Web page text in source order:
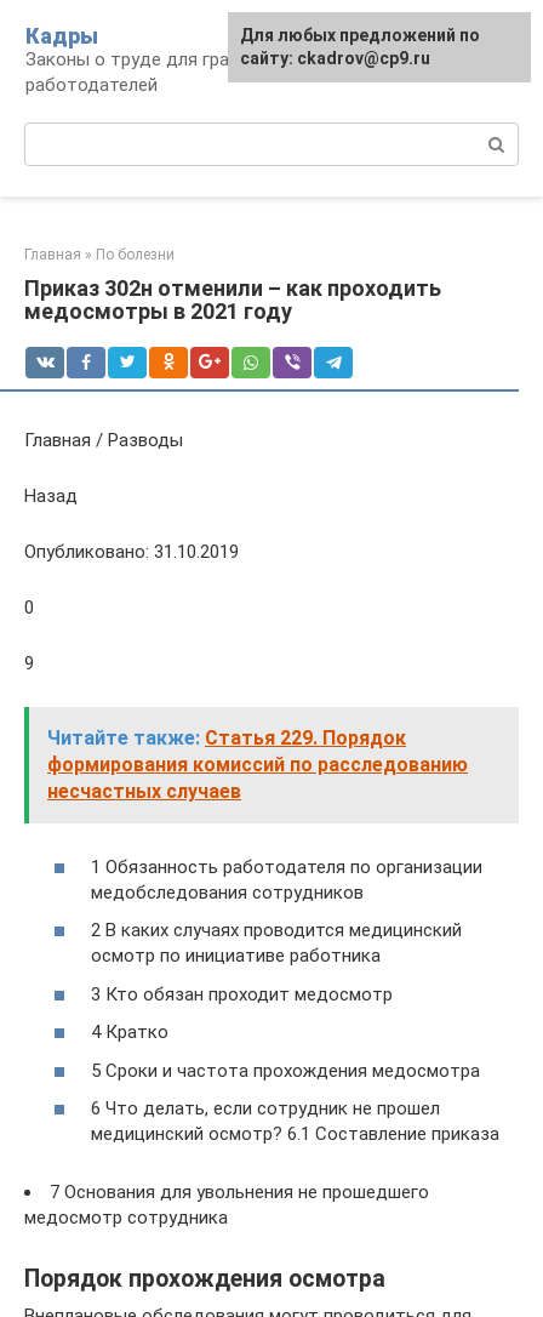
контенту
Кадры
Законы о труде для граждан и
работодателей
Главная » По болезни
Приказ 302н отменили – как проходить
медосмотры в 2021 году
Главная / Разводы
Назад
Опубликовано: 31.10.2019
0
9
Читайте также: Статья 229. Порядок
формирования комиссий по расследованию
несчастных случаев
1 Обязанность работодателя по организации
медобследования сотрудников
2 В каких случаях проводится медицинский
осмотр по инициативе работника
3 Кто обязан проходит медосмотр
4 Кратко
5 Сроки и частота прохождения медосмотра
6 Что делать, если сотрудник не прошел
медицинский осмотр? 6.1 Составление приказа
7 Основания для увольнения не прошедшего
медосмотр сотрудника
Порядок прохождения осмотра
Для любых предложений по
сайту: ckadrov@cp9.ru